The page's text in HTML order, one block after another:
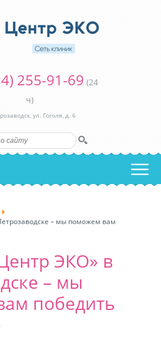
255-91-69 (24
ч)
ул. Гоголя, д. 6
– мы поможем вам
ЭКО» в
– мы
победить